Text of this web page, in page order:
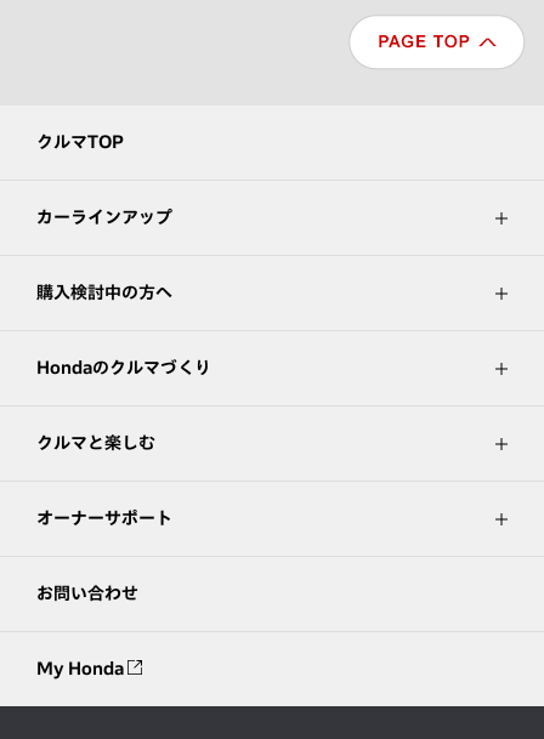
クルマTOP
カーラインアップ
購入検討中の方へ
Hondaのクルマづくり
クルマと楽しむ
オーナーサポート
お問い合わせ
My Honda